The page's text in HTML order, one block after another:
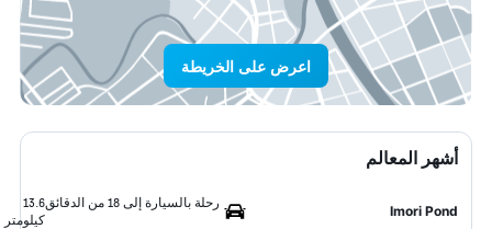
اعرض على الخريطة
أشهر المعالم
Imori Pond
رحلة بالسيارة إلى 18 من الدقائق
13.6
كيلومتر